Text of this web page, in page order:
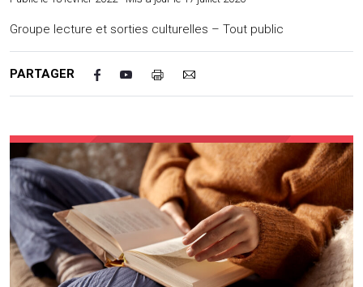
Groupe lecture et sorties culturelles – Tout public
PARTAGER